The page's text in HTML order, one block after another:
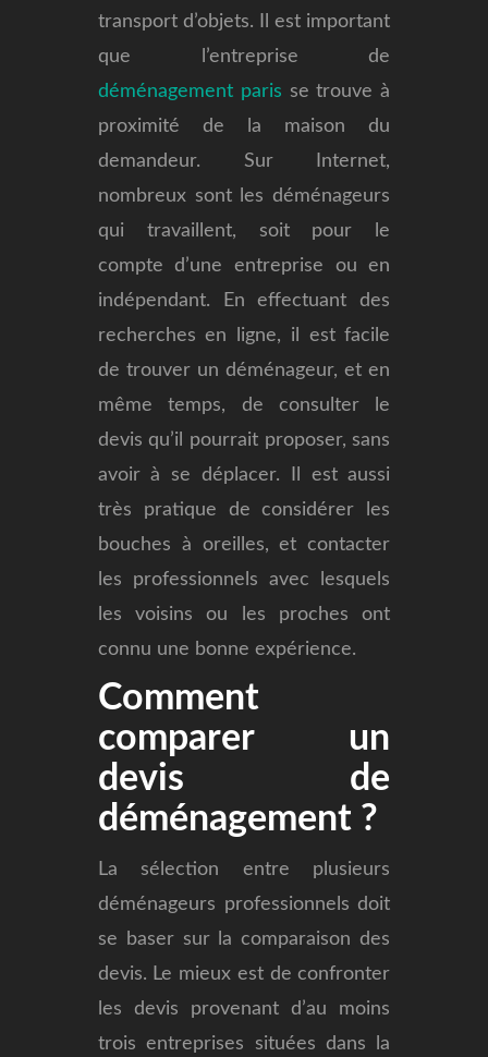
transport d’objets. Il est important
que l’entreprise de
déménagement paris se trouve à
proximité de la maison du
demandeur. Sur Internet,
nombreux sont les déménageurs
qui travaillent, soit pour le
compte d’une entreprise ou en
indépendant. En effectuant des
recherches en ligne, il est facile
de trouver un déménageur, et en
même temps, de consulter le
devis qu’il pourrait proposer, sans
avoir à se déplacer. Il est aussi
très pratique de considérer les
bouches à oreilles, et contacter
les professionnels avec lesquels
les voisins ou les proches ont
connu une bonne expérience.
Comment
comparer un
devis de
déménagement ?
La sélection entre plusieurs
déménageurs professionnels doit
se baser sur la comparaison des
devis. Le mieux est de confronter
les devis provenant d’au moins
trois entreprises situées dans la